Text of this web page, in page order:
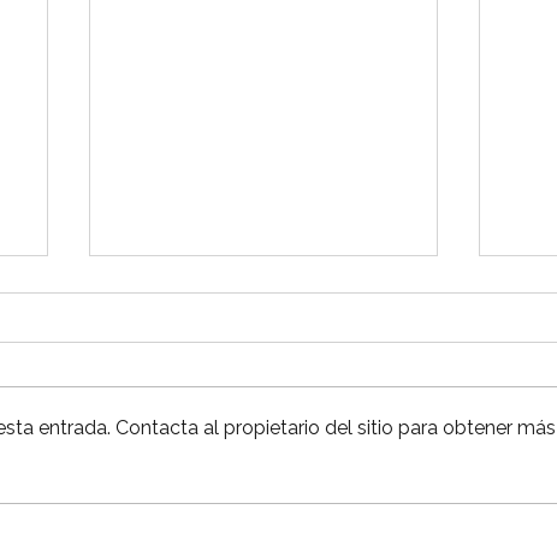
entrada. Contacta al propietario del sitio para obtener más